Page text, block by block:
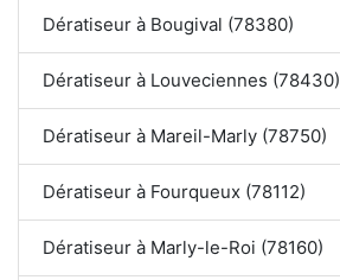
Dératiseur à Bougival (78380)
Dératiseur à Louveciennes (78430)
Dératiseur à Mareil-Marly (78750)
Dératiseur à Fourqueux (78112)
Dératiseur à Marly-le-Roi (78160)